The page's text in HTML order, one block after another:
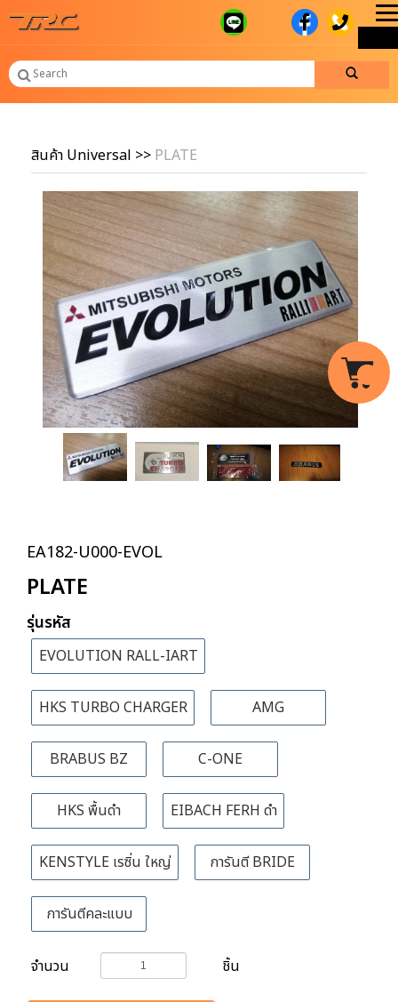
สินค้า Universal >> PLATE
EA182-U000-EVOL
PLATE
รุ่นรหัส
EVOLUTION RALL-IART
HKS TURBO CHARGER AMG
BRABUS BZ C-ONE
HKS พื้นดำ EIBACH FERH ดำ
KENSTYLE เรซิ่น ใหญ่ การันตี BRIDE
การันตีคละแบบ
จำนวน ชิ้น